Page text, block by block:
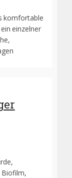
komfortable
einzelner
Biofilm,